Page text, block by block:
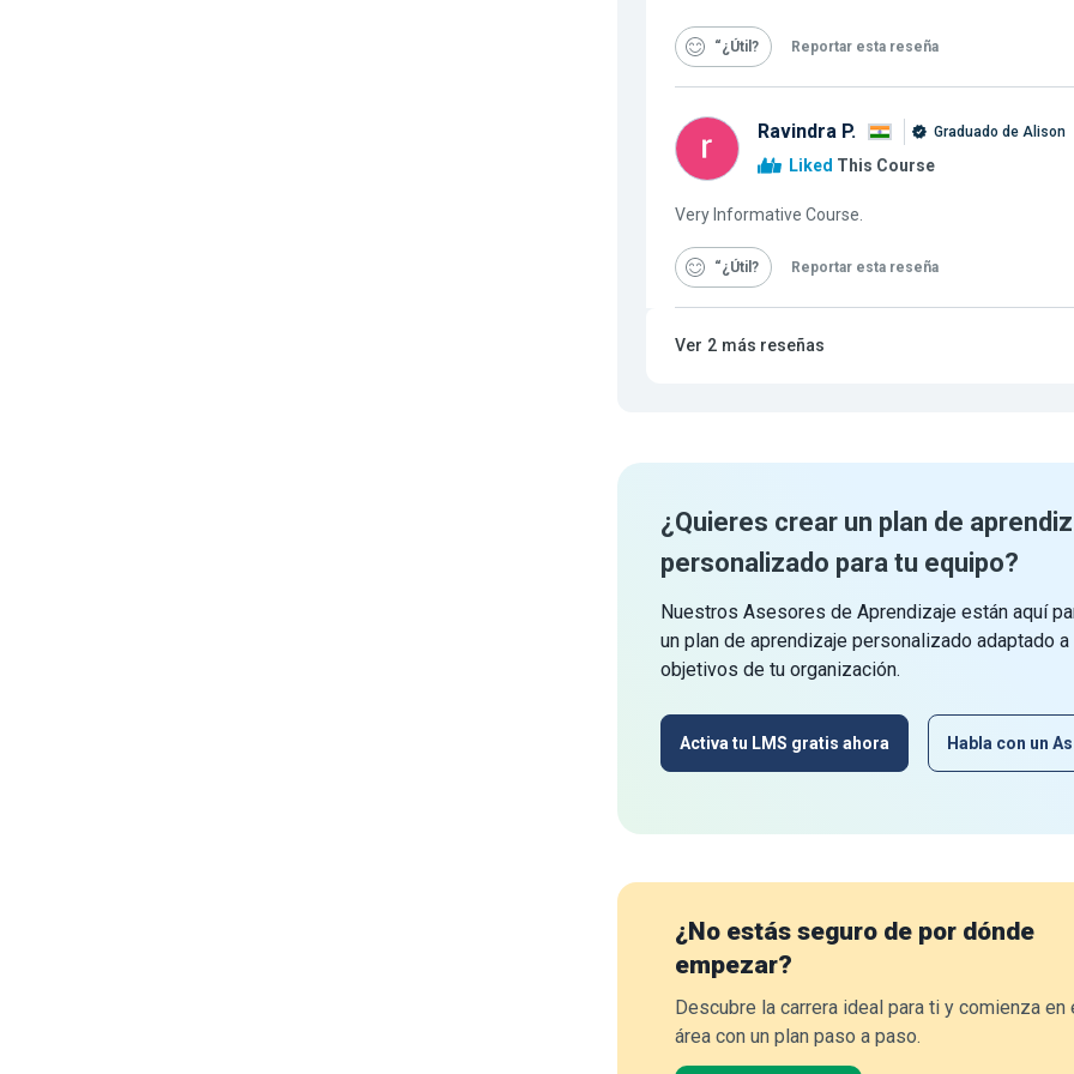
“¿Útil Reportar esta reseña
Ravindra P. Graduado de Alison
Liked This Course
Very Informative Course.
“¿Útil Reportar esta reseña
Ver 2 más reseñas
¿Quieres crear un plan de
personalizado para tu equipo?
Nuestros Asesores de Aprendizaje están aquí
un plan de aprendizaje personalizado adaptado
objetivos de tu organización.
Activa tu LMS gratis ahora Habla con un
¿No estás seguro de por dónde
empezar?
Descubre la carrera ideal para ti y comienza en
área con un plan paso a paso.